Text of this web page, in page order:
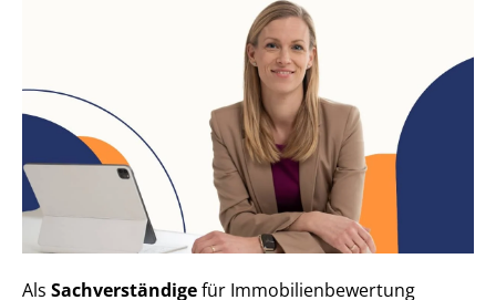
Als Sachverständigefür Im­mo­bi­li­en­be­wer­tung